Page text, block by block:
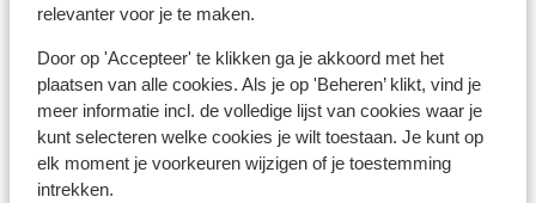
relevanter voor je te maken.
Door op 'Accepteer' te klikken ga je akkoord met het
plaatsen van alle cookies. Als je op 'Beheren’ klikt, vind je
meer informatie incl. de volledige lijst van cookies waar je
kunt selecteren welke cookies je wilt toestaan. Je kunt op
elk moment je voorkeuren wijzigen of je toestemming
intrekken.
Résidence Pierre et Vacances Aconit
Résidence Montagnettes Le Hameau de la